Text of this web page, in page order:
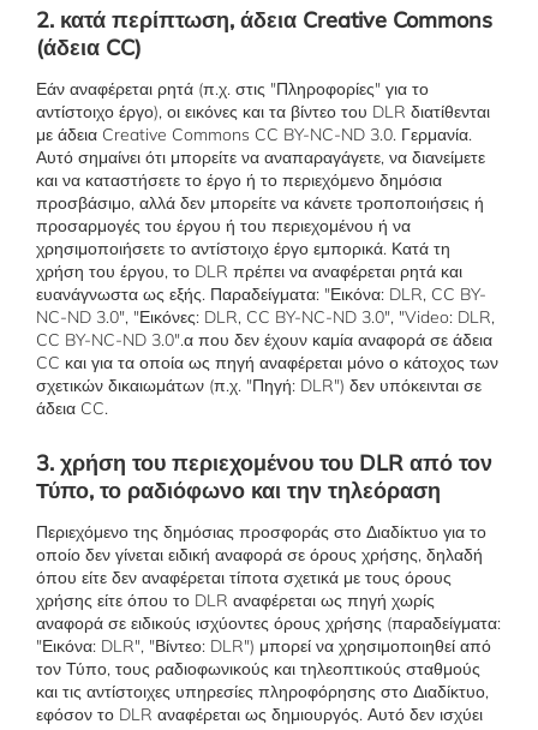
2. κατά περίπτωση, άδεια Creative Commons
(άδεια CC)
Εάν αναφέρεται ρητά (π.χ. στις "Πληροφορίες" για το
αντίστοιχο έργο), οι εικόνες και τα βίντεο του DLR διατίθενται
με άδεια Creative Commons CC BY-NC-ND 3.0. Γερμανία.
Αυτό σημαίνει ότι μπορείτε να αναπαραγάγετε, να διανείμετε
και να καταστήσετε το έργο ή το περιεχόμενο δημόσια
προσβάσιμο, αλλά δεν μπορείτε να κάνετε τροποποιήσεις ή
προσαρμογές του έργου ή του περιεχομένου ή να
χρησιμοποιήσετε το αντίστοιχο έργο εμπορικά. Κατά τη
χρήση του έργου, το DLR πρέπει να αναφέρεται ρητά και
ευανάγνωστα ως εξής. Παραδείγματα: "Εικόνα: DLR, CC BY-
NC-ND 3.0", "Εικόνες: DLR, CC BY-NC-ND 3.0", "Video: DLR,
CC BY-NC-ND 3.0".α που δεν έχουν καμία αναφορά σε άδεια
CC και για τα οποία ως πηγή αναφέρεται μόνο ο κάτοχος των
σχετικών δικαιωμάτων (π.χ. "Πηγή: DLR") δεν υπόκεινται σε
άδεια CC.
3. χρήση του περιεχομένου του DLR από τον
Τύπο, το ραδιόφωνο και την τηλεόραση
Περιεχόμενο της δημόσιας προσφοράς στο Διαδίκτυο για το
οποίο δεν γίνεται ειδική αναφορά σε όρους χρήσης, δηλαδή
όπου είτε δεν αναφέρεται τίποτα σχετικά με τους όρους
χρήσης είτε όπου το DLR αναφέρεται ως πηγή χωρίς
αναφορά σε ειδικούς ισχύοντες όρους χρήσης (παραδείγματα:
"Εικόνα: DLR", "Βίντεο: DLR") μπορεί να χρησιμοποιηθεί από
τον Τύπο, τους ραδιοφωνικούς και τηλεοπτικούς σταθμούς
και τις αντίστοιχες υπηρεσίες πληροφόρησης στο Διαδίκτυο,
εφόσον το DLR αναφέρεται ως δημιουργός. Αυτό δεν ισχύει